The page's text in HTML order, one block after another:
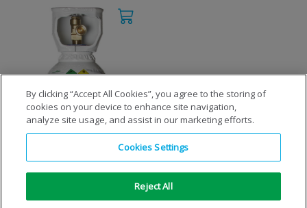
Oxygène Ultra Pure
By clicking “Accept All Cookies”, you agree to the storing of
cookies on your device to enhance site navigation,
analyze site usage, and assist in our marketing efforts.
Cookies Settings
Reject All